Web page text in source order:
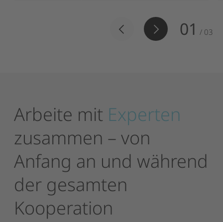
01 / 03
Arbeite mit Experten
zusammen – von
Anfang an und während
der gesamten
Kooperation